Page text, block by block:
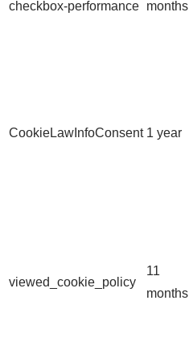
checkbox-performance months
CookieLawInfoConsent 1 year
viewed_cookie_policy
11
months